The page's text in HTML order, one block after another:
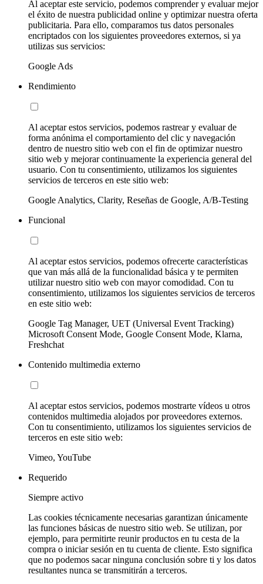
Al aceptar este servicio, podemos comprender y evaluar mejor
el éxito de nuestra publicidad online y optimizar nuestra oferta
publicitaria. Para ello, comparamos tus datos personales
encriptados con los siguientes proveedores externos, si ya
utilizas sus servicios:
Google Ads
Rendimiento
Al aceptar estos servicios, podemos rastrear y evaluar de
forma anónima el comportamiento del clic y navegación
dentro de nuestro sitio web con el fin de optimizar nuestro
sitio web y mejorar continuamente la experiencia general del
usuario. Con tu consentimiento, utilizamos los siguientes
servicios de terceros en este sitio web:
Google Analytics, Clarity, Reseñas de Google, A/B-Testing
Funcional
Al aceptar estos servicios, podemos ofrecerte características
que van más allá de la funcionalidad básica y te permiten
utilizar nuestro sitio web con mayor comodidad. Con tu
consentimiento, utilizamos los siguientes servicios de terceros
en este sitio web:
Google Tag Manager, UET (Universal Event Tracking)
Microsoft Consent Mode, Google Consent Mode, Klarna,
Freshchat
Contenido multimedia externo
Al aceptar estos servicios, podemos mostrarte vídeos u otros
contenidos multimedia alojados por proveedores externos.
Con tu consentimiento, utilizamos los siguientes servicios de
terceros en este sitio web:
Vimeo, YouTube
Requerido
Siempre activo
Las cookies técnicamente necesarias garantizan únicamente
las funciones básicas de nuestro sitio web. Se utilizan, por
ejemplo, para permitirte reunir productos en tu cesta de la
compra o iniciar sesión en tu cuenta de cliente. Esto significa
que no podemos sacar ninguna conclusión sobre ti y los datos
resultantes nunca se transmitirán a terceros.